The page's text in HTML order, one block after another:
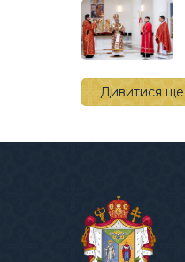
Дивитися ще